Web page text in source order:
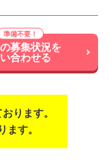
募集状況を
合わせる
ります。
す。